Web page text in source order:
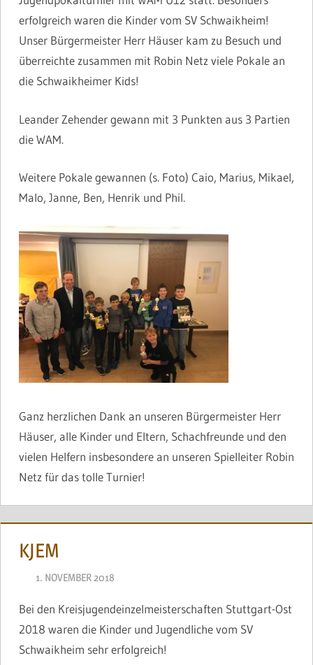
erfolgreich waren die Kinder vom SV Schwaikheim!
Unser Bürgermeister Herr Häuser kam zu Besuch und
überreichte zusammen mit Robin Netz viele Pokale an
die Schwaikheimer Kids!
Leander Zehender gewann mit 3 Punkten aus 3 Partien
die WAM.
Weitere Pokale gewannen (s. Foto) Caio, Marius, Mikael,
Malo, Janne, Ben, Henrik und Phil.
Ganz herzlichen Dank an unseren Bürgermeister Herr
Häuser, alle Kinder und Eltern, Schachfreunde und den
vielen Helfern insbesondere an unseren Spielleiter Robin
Netz für das tolle Turnier!
KJEM
1. NOVEMBER 2018
Bei den Kreisjugendeinzelmeisterschaften Stuttgart-Ost
2018 waren die Kinder und Jugendliche vom SV
Schwaikheim sehr erfolgreich!